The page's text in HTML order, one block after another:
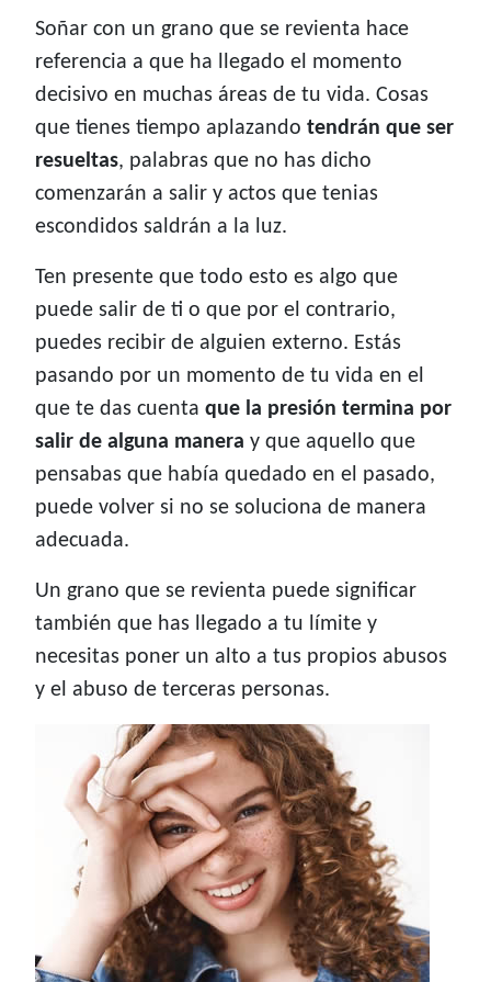
Soñar con un grano que se revienta hace
referencia a que ha llegado el momento
decisivo en muchas áreas de tu vida. Cosas
que tienes tiempo aplazando tendrán que ser
resueltas, palabras que no has dicho
comenzarán a salir y actos que tenias
escondidos saldrán a la luz.
Ten presente que todo esto es algo que
puede salir de ti o que por el contrario,
puedes recibir de alguien externo. Estás
pasando por un momento de tu vida en el
que te das cuenta que la presión termina por
salir de alguna manera y que aquello que
pensabas que había quedado en el pasado,
puede volver si no se soluciona de manera
adecuada.
Un grano que se revienta puede significar
también que has llegado a tu límite y
necesitas poner un alto a tus propios abusos
y el abuso de terceras personas.